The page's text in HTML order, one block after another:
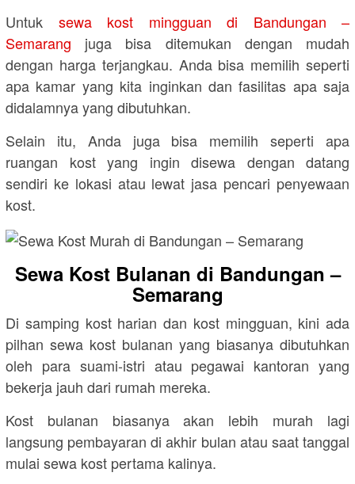
Untuk sewa kost mingguan di Bandungan –
Semarang juga bisa ditemukan dengan mudah
dengan harga terjangkau. Anda bisa memilih seperti
apa kamar yang kita inginkan dan fasilitas apa saja
didalamnya yang dibutuhkan.
Selain itu, Anda juga bisa memilih seperti apa
ruangan kost yang ingin disewa dengan datang
sendiri ke lokasi atau lewat jasa pencari penyewaan
kost.
Sewa Kost Bulanan di Bandungan –
Semarang
Di samping kost harian dan kost mingguan, kini ada
pilhan sewa kost bulanan yang biasanya dibutuhkan
oleh para suami-istri atau pegawai kantoran yang
bekerja jauh dari rumah mereka.
Kost bulanan biasanya akan lebih murah lagi
langsung pembayaran di akhir bulan atau saat tanggal
mulai sewa kost pertama kalinya.